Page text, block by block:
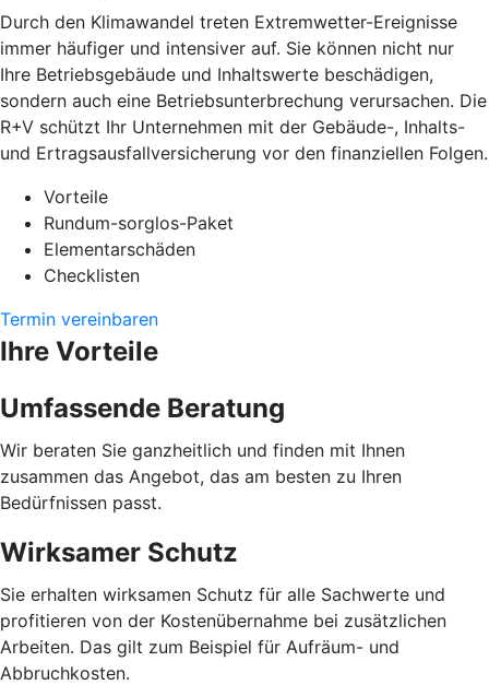
Durch den Klimawandel treten Extremwetter-Ereignisse
immer häufiger und intensiver auf. Sie können nicht nur
Ihre Betriebsgebäude und Inhaltswerte beschädigen,
sondern auch eine Betriebsunterbrechung verursachen. Die
R+V schützt Ihr Unternehmen mit der Gebäude-, Inhalts-
und Ertragsausfallversicherung vor den finanziellen Folgen.
Vorteile
Rundum-sorglos-Paket
Elementarschäden
Checklisten
Termin vereinbaren
Ihre Vorteile
Umfassende Beratung
Wir beraten Sie ganzheitlich und finden mit Ihnen
zusammen das Angebot, das am besten zu Ihren
Bedürfnissen passt.
Wirksamer Schutz
Sie erhalten wirksamen Schutz für alle Sachwerte und
profitieren von der Kostenübernahme bei zusätzlichen
Arbeiten. Das gilt zum Beispiel für Aufräum- und
Abbruchkosten.